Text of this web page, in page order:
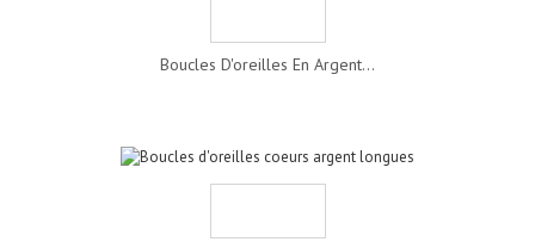
Boucles D'oreilles En Argent...